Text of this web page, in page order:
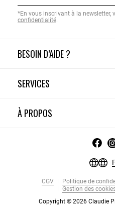
BESOIN D’AIDE ?
SERVICES
À PROPOS
*En vous inscrivant à la newsletter,
confidentialité.
CGV Politique de
Gestion des
Copyright © 2026 Claudie